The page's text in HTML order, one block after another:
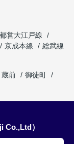
都営大江戸線
京成本線
総武線
蔵前
御徒町
Co.,Ltd）